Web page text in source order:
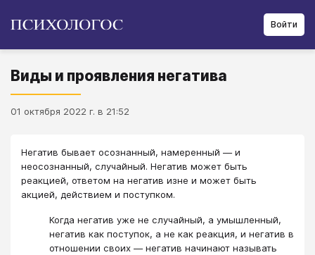
Войти
Виды и проявления негатива
01 октября 2022 г. в 21:52
Негатив бывает осознанный, намеренный — и
неосознанный, случайный. Негатив может быть
реакцией, ответом на негатив изне и может быть
акцией, действием и поступком.
Когда негатив уже не случайный, а умышленный,
негатив как поступок, а не как реакция, и негатив в
отношении своих — негатив начинают называть